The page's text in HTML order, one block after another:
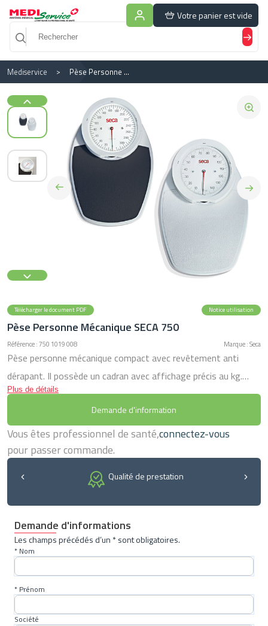
Votre panier est vide
Mediservice Pèse Personne Mécanique Seca 750
Télécharger le document PDF Notice utilisation
Pèse Personne Mécanique SECA 750
Référence : 750 1019 008 Marque : Seca
Pèse personne mécanique compact avec revêtement anti
dérapant. Il possède un cadran avec affichage précis au kg.
Modèle très robuste avec une grande durée de vie. Capacité:
Plus de détails
Demande d'information
Vous êtes professionnel de santé,connectez-vous
pour passer commande.
Qualité de prestation
Demande d'informations
Les champs précédés d’un * sont obligatoires.
* Nom
* Prénom
Société
Panneau de gestion des cookies